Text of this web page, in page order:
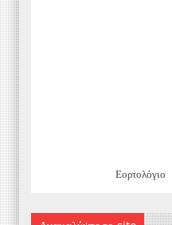
Εορτολόγιο